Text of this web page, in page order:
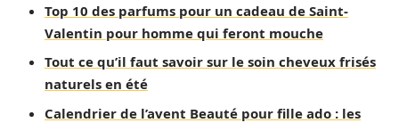
Top 10 des parfums pour un cadeau de Saint-
Valentin pour homme qui feront mouche
Tout ce qu’il faut savoir sur le soin cheveux frisés
naturels en été
Calendrier de l’avent Beauté pour fille ado : les